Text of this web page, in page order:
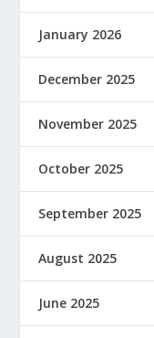
January 2026
December 2025
November 2025
October 2025
September 2025
August 2025
June 2025